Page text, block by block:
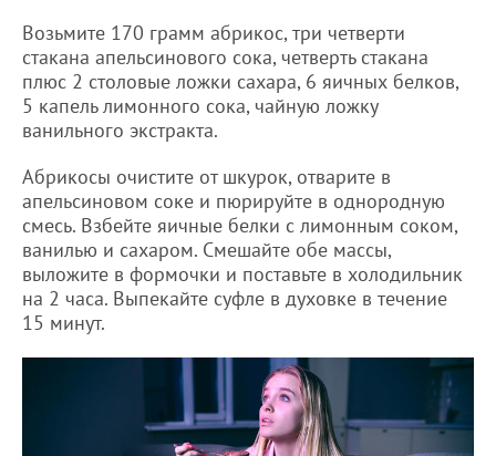
Возьмите 170 грамм абрикос, три четверти
стакана апельсинового сока, четверть стакана
плюс 2 столовые ложки сахара, 6 яичных белков,
5 капель лимонного сока, чайную ложку
ванильного экстракта.
Абрикосы очистите от шкурок, отварите в
апельсиновом соке и пюрируйте в однородную
смесь. Взбейте яичные белки с лимонным соком,
ванилью и сахаром. Смешайте обе массы,
выложите в формочки и поставьте в холодильник
на 2 часа. Выпекайте суфле в духовке в течение
15 минут.